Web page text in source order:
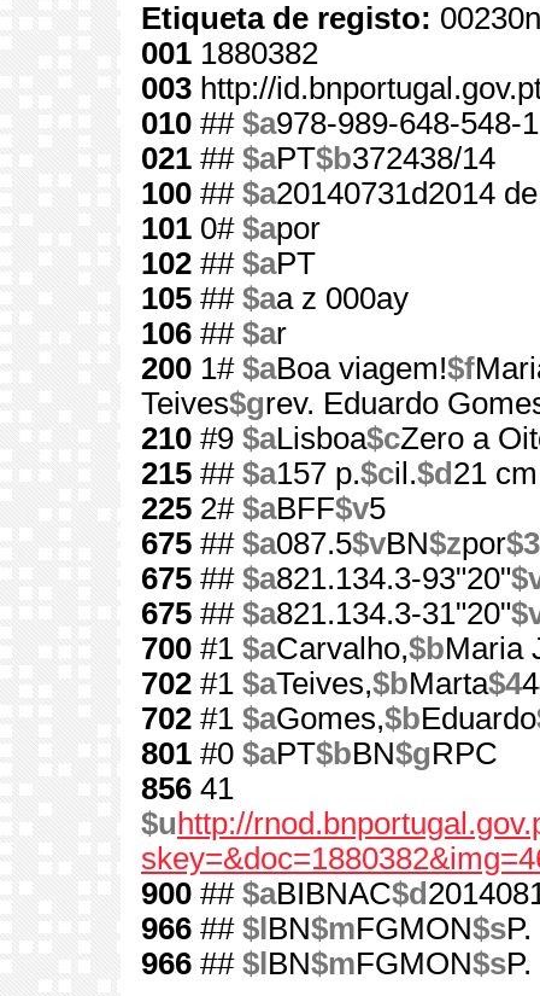
Etiqueta de registo:
001 1880382
003 http://
010 ## $a978-989-648-548-1
021 ## $aPT$b372438/14
100 ## $a20140731d2014
101 0# $apor
102 ## $aPT
105 ## $aa z 000ay
106 ## $ar
200 1# $aBoa viagem!$f
Teives$grev. Eduardo
210 #9 $aLisboa$cZero a
215 ## $a157 p.$cil.$d 21 cm
225 2# $aBFF$v5
675 ## $a087.5$vBN$zpor$3
675 ## $a821.134.3-93"20"
675 ## $a821.134.3-31"20"
700 #1 $aCarvalho,$bMaria
702 #1 $aTeives,$bMarta$4
702 #1 $aGomes,$bEduardo
801 #0 $aPT$bBN$gRPC
856 41
$u http://
900 ## $aBIBNAC$d
966 ## $l BN$mFGMON$s
966 ## $l BN$mFGMON$s